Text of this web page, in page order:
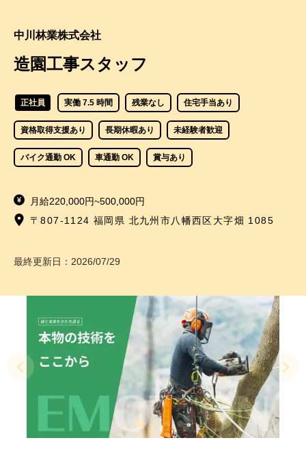
中川林業株式会社
造園工事スタッフ
正社員 実働 7.5 時間 残業なし 住宅手当あり
資格取得支援あり 長期休暇あり 未経験者歓迎
バイク通勤 OK 車通勤 OK 賞与あり
月給220,000円~500,000円
〒807-1124 福岡県 北九州市八幡西区大字畑 1085
最終更新日： 2026/07/29